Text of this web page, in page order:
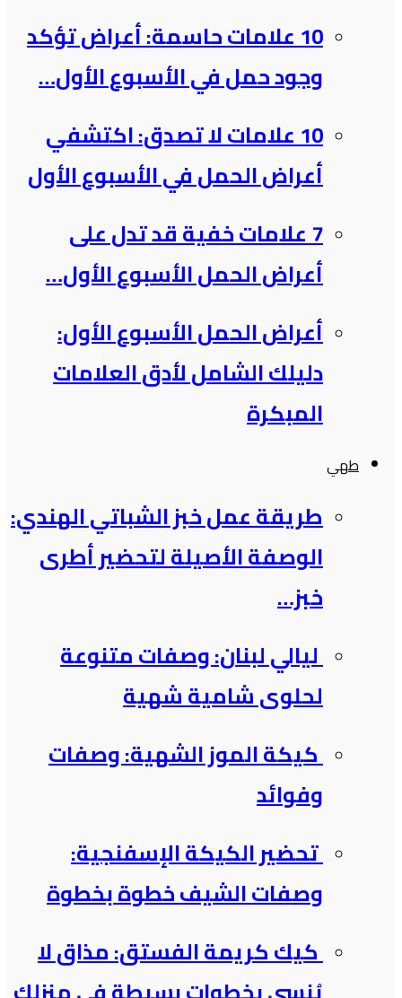
10 علامات حاسمة: أعراض تؤكد
وجود حمل في الأسبوع الأول…
10 علامات لا تصدق: اكتشفي
أعراض الحمل في الأسبوع الأول
7 علامات خفية قد تدل على
أعراض الحمل الأسبوع الأول…
أعراض الحمل الأسبوع الأول:
دليلك الشامل لأدق العلامات
المبكرة
طهي
طريقة عمل خبز الشباتي الهندي:
الوصفة الأصيلة لتحضير أطرى
خبز…
ليالي لبنان: وصفات متنوعة
لحلوى شامية شهية
كيكة الموز الشهية: وصفات
وفوائد
تحضير الكيكة الإسفنجية:
وصفات الشيف خطوة بخطوة
كيك كريمة الفستق: مذاق لا